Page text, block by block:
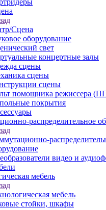
Сцена
оборудование
свет
концертные залы
сцены
сцены
сцены
помощника режиссера
покрытия
распределительное
видео и
мебель
мебель
стойки, шкафы